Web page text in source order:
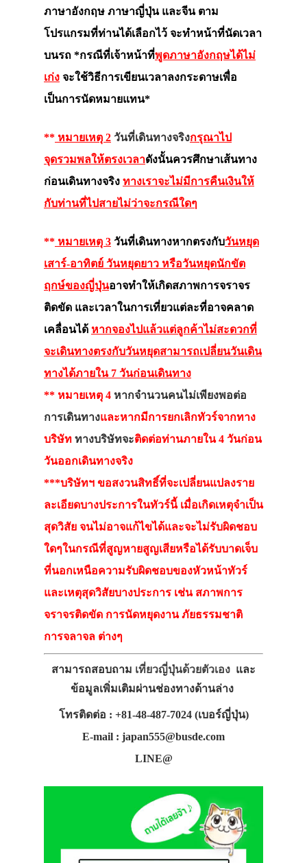
ภาษาอังกฤษ ภาษาญี่ปุ่น และจีน ตาม
โปรแกรมที่ท่านได้เลือกไว้ จะทำหน้าที่นัดเวลา
บนรถ *กรณีที่เจ้าหน้าที่พูดภาษาอังกฤษได้ไม่
เก่ง จะใช้วิธีการเขียนเวลาลงกระดาษเพื่อ
เป็นการนัดหมายแทน*
** หมายเหตุ 2 วันที่เดินทางจริงกรุณาไป
จุดรวมพลให้ตรงเวลาดังนั้นควรศึกษาเส้นทาง
ก่อนเดินทางจริง ทางเราจะไม่มีการคืนเงินให้
กับท่านที่ไปสายไม่ว่าจะกรณีใดๆ
** หมายเหตุ 3 วันที่เดินทางหากตรงกับวันหยุด
เสาร์-อาทิตย์ วันหยุดยาว หรือวันหยุดนักขัต
ฤกษ์ของญี่ปุ่นอาจทำให้เกิดสภาพการจราจร
ติดขัด และเวลาในการเที่ยวแต่ละที่อาจคลาด
เคลื่อนได้ หากจองไปแล้วแต่ลูกค้าไม่สะดวกที่
จะเดินทางตรงกับวันหยุดสามารถเปลี่ยนวันเดิน
ทางได้ภายใน 7 วันก่อนเดินทาง
** หมายเหตุ 4 หากจำนวนคนไม่เพียงพอต่อ
การเดินทางและหากมีการยกเลิกทัวร์จากทาง
บริษัท ทางบริษัทจะติดต่อท่านภายใน 4 วันก่อน
วันออกเดินทางจริง
***บริษัทฯ ขอสงวนสิทธิ์ที่จะเปลี่ยนแปลงราย
ละเอียดบางประการในทัวร์นี้ เมื่อเกิดเหตุจำเป็น
สุดวิสัย จนไม่อาจแก้ไขได้และจะไม่รับผิดชอบ
ใดๆในกรณีที่สูญหายสูญเสียหรือได้รับบาดเจ็บ
ที่นอกเหนือความรับผิดชอบของหัวหน้าทัวร์
และเหตุสุดวิสัยบางประการ เช่น สภาพการ
จราจรติดขัด การนัดหยุดงาน ภัยธรรมชาติ
การจลาจล ต่างๆ
สามารถสอบถาม เที่ยวญี่ปุ่นด้วยตัวเอง และ
ข้อมูลเพิ่มเติมผ่านช่องทางด้านล่าง
โทรติดต่อ : +81-48-487-7024 (เบอร์ญี่ปุ่น)
E-mail : japan555@busde.com
LINE@